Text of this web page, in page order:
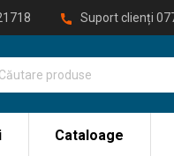
Suport clienți
Cataloage